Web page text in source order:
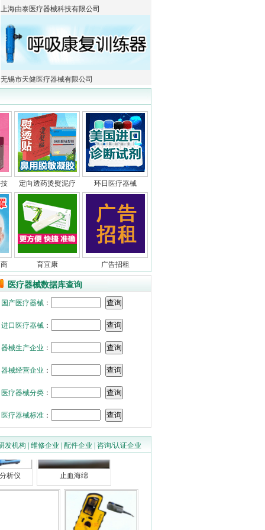
上海由泰医疗器械科技有限公司
无锡市天健医疗器械有限公司
定向透药烫熨泥疗 环日医疗器械
育宜康 广告招租
医疗器械数据库查询
国产医疗器械 ：
进口医疗器械 ：
器械生产企业 ：
器械经营企业 ：
医疗器械分类 ：
医疗器械标准 ：
发机构 维修企业 配件企业 咨询/认证企业